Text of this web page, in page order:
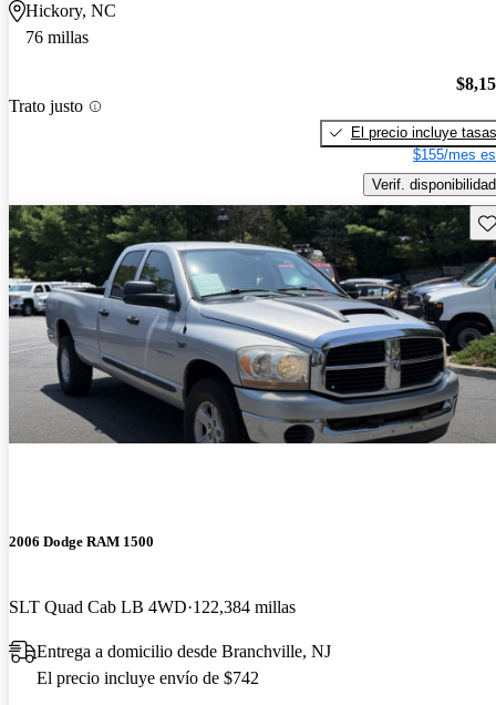
Hickory, NC
76 millas
Trato justo
El precio incluye tasas
$155/mes
Verif. disponibilidad
2006 Dodge RAM 1500
SLT Quad Cab LB 4WD 122,384 millas
Entrega a domicilio desde Branchville, NJ
El precio incluye envío de $742